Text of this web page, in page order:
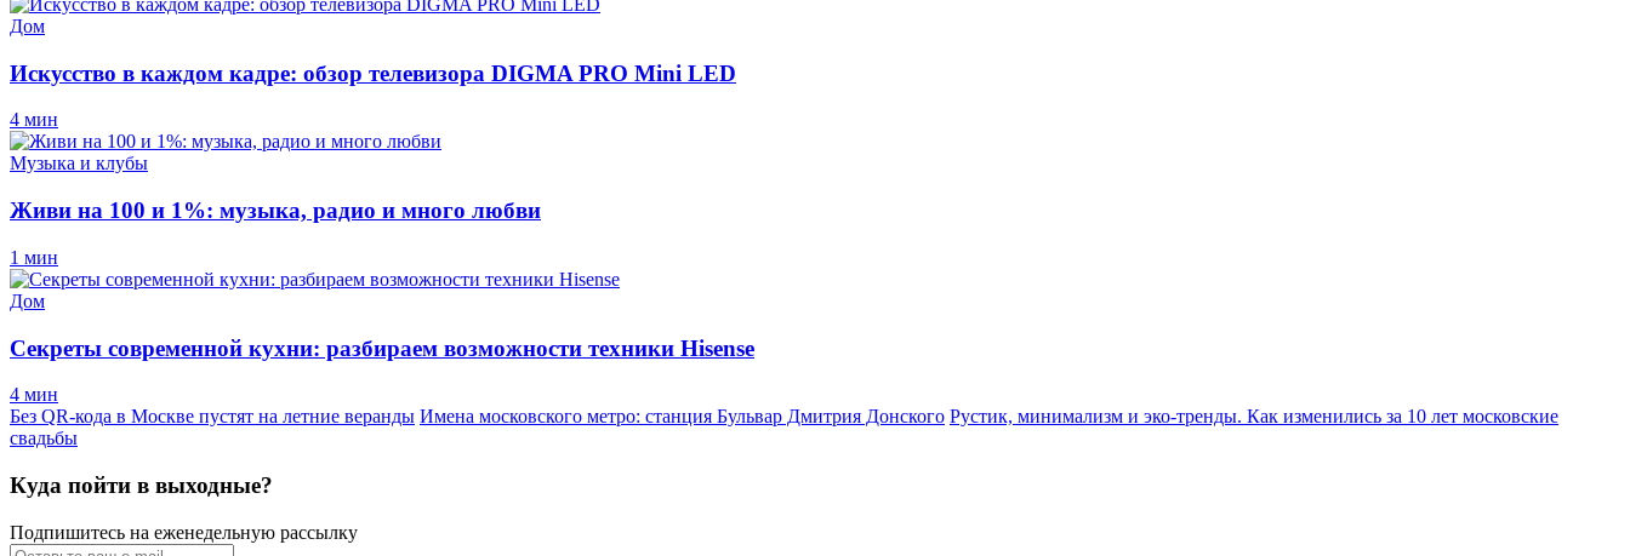
Дом
Искусство в каждом кадре: обзор телевизора DIGMA PRO Mini LED
4 мин
Музыка и клубы
Живи на 100 и 1%: музыка, радио и много любви
1 мин
Дом
Секреты современной кухни: разбираем возможности техники Hisense
4 мин
Без QR-кода в Москве пустят на летние веранды Имена московского метро: станция Бульвар Дмитрия Донского Рустик, минимализм и эко-тренды. Как изменились за 10 лет московские
свадьбы
Куда пойти в выходные?
Подпишитесь на еженедельную рассылку